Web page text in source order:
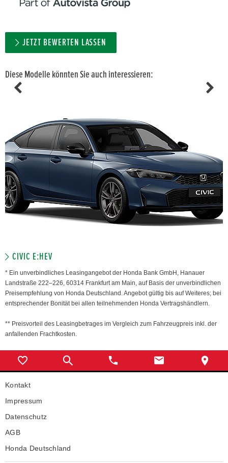
JETZT BEWERTEN LASSEN
Diese Modelle könnten Sie auch interessieren:
CIVIC E:HEV
* Ein unverbindliches Leasingangebot der Honda Bank GmbH, Hanauer
Landstraße 222–226, 60314 Frankfurt am Main, auf Basis der unverbindlichen
Preisempfehlung von Honda Deutschland. Angebot gültig bis auf Weiteres; bei
entsprechender Bonität bei allen teilnehmenden Honda Vertragshändlern.
** Preisvorteil des Leasingbetrages im Vergleich zum Fahrzeugpreis inkl. der
anfallenden Frachtkosten.
Kontakt
Impressum
Datenschutz
AGB
Honda Deutschland